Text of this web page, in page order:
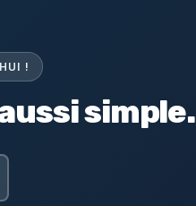
!
simple.